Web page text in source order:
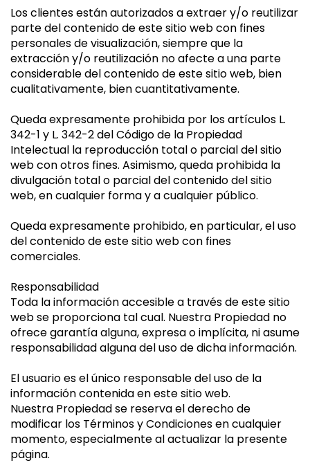
Los clientes están autorizados a extraer y/o reutilizar
parte del contenido de este sitio web con fines
personales de visualización, siempre que la
extracción y/o reutilización no afecte a una parte
considerable del contenido de este sitio web, bien
cualitativamente, bien cuantitativamente.
Queda expresamente prohibida por los artículos L.
342-1 y L. 342-2 del Código de la Propiedad
Intelectual la reproducción total o parcial del sitio
web con otros fines. Asimismo, queda prohibida la
divulgación total o parcial del contenido del sitio
web, en cualquier forma y a cualquier público.
Queda expresamente prohibido, en particular, el uso
del contenido de este sitio web con fines
comerciales.
Responsabilidad
Toda la información accesible a través de este sitio
web se proporciona tal cual. Nuestra Propiedad no
ofrece garantía alguna, expresa o implícita, ni asume
responsabilidad alguna del uso de dicha información.
El usuario es el único responsable del uso de la
información contenida en este sitio web.
Nuestra Propiedad se reserva el derecho de
modificar los Términos y Condiciones en cualquier
momento, especialmente al actualizar la presente
página.